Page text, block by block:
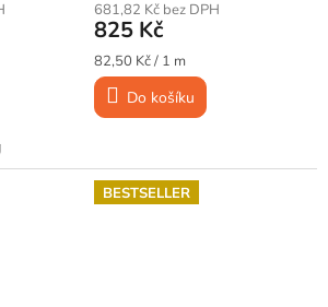
681,82 Kč bez DPH
825 Kč
Měrná
cena:
82,50 Kč / 1 m
Do košíku
BESTSELLER